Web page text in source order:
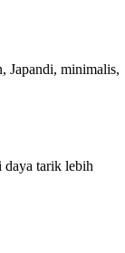
Japandi, minimalis,
daya tarik lebih